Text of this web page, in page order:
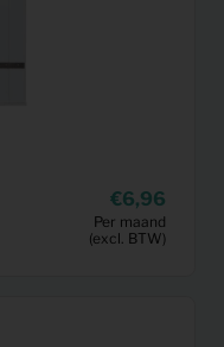
6,96
Per maand
(excl. BTW)